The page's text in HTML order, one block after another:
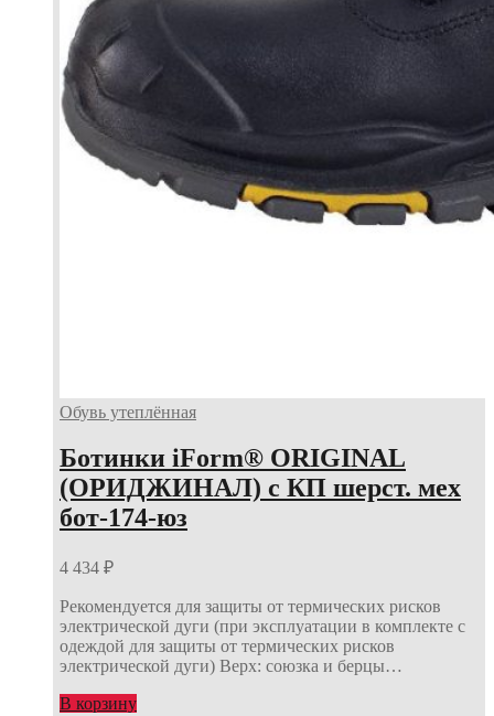
Обувь утеплённая
Ботинки iForm® ORIGINAL
(ОРИДЖИНАЛ) с КП шерст. мех
бот-174-юз
4 434 ₽
Рекомендуется для защиты от термических рисков
электрической дуги (при эксплуатации в комплекте с
одеждой для защиты от термических рисков
электрической дуги) Верх: союзка и берцы…
В корзину